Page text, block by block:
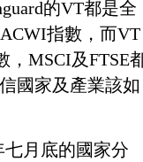
的VT都是全
指數，而VT
，MSCI及FTSE
國家及產業該如
七月底的國家分